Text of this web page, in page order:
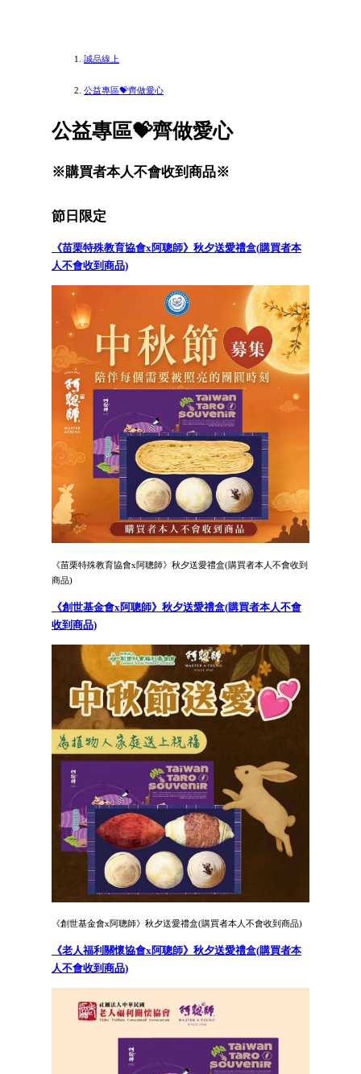
誠品線上
公益專區💝齊做愛心
公益專區💝齊做愛心
※購買者本人不會收到商品※
節日限定
《苗栗特殊教育協會x阿聰師》秋夕送愛禮盒(購買者本
人不會收到商品)
《苗栗特殊教育協會x阿聰師》秋夕送愛禮盒(購買者本人不會收到
商品)
《創世基金會x阿聰師》秋夕送愛禮盒(購買者本人不會
收到商品)
《創世基金會x阿聰師》秋夕送愛禮盒(購買者本人不會收到商品)
《老人福利關懷協會x阿聰師》秋夕送愛禮盒(購買者本
人不會收到商品)